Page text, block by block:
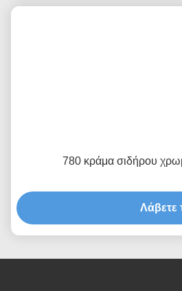
780 κράμα σιδήρου
Λάβετε